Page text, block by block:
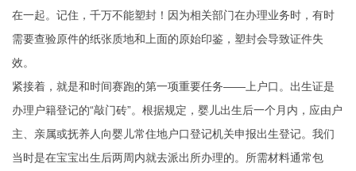
在一起。记住，千万不能塑封！因为相关部门在办理业务时，有时
需要查验原件的纸张质地和上面的原始印鉴，塑封会导致证件失
效。
紧接着，就是和时间赛跑的第一项重要任务——上户口。出生证是
办理户籍登记的“敲门砖”。根据规定，婴儿出生后一个月内，应由户
主、亲属或抚养人向婴儿常住地户口登记机关申报出生登记。我们
当时是在宝宝出生后两周内就去派出所办理的。所需材料通常包